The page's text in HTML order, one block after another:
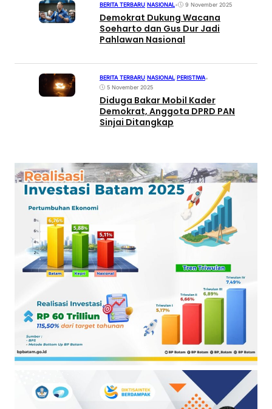
BERITA TERBARU NASIONAL• 9 November 2025
Demokrat Dukung Wacana
Soeharto dan Gus Dur Jadi
Pahlawan Nasional
BERITA TERBARU NASIONAL PERISTIWA•
5 November 2025
Diduga Bakar Mobil Kader
Demokrat, Anggota DPRD PAN
Sinjai Ditangkap